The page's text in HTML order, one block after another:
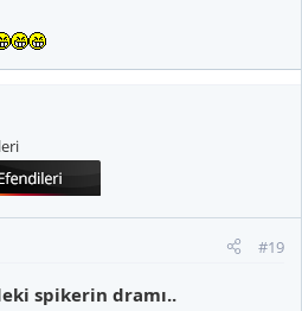
#19
spikerin dramı..